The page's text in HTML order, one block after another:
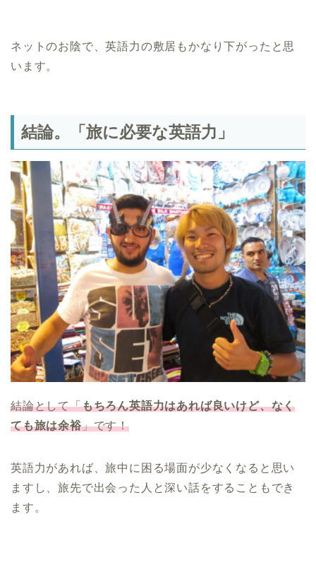
ネットのお陰で、英語力の敷居もかなり下がったと思
います。
結論。「旅に必要な英語力」
結論として「もちろん英語力はあれば良いけど、なく
ても旅は余裕」です！
英語力があれば、旅中に困る場面が少なくなると思い
ますし、旅先で出会った人と深い話をすることもでき
ます。